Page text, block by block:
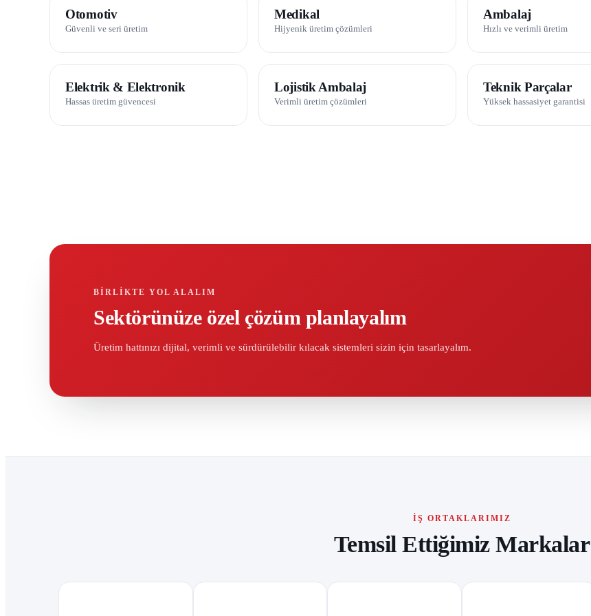
Otomotiv
Güvenli ve seri üretim
Medikal
Hijyenik üretim çözümleri
Ambalaj
Hızlı ve verimli üretim
Elektrik & Elektronik
Hassas üretim güvencesi
Lojistik Ambalaj
Verimli üretim çözümleri
Teknik Parçalar
Yüksek hassasiyet garantisi
BIRLIKTE YOL ALALIM
Sektörünüze özel çözüm planlayalım
Üretim hattınızı dijital, verimli ve sürdürülebilir kılacak sistemleri sizin için tasarlayalım.
İŞ ORTAKLARIMIZ
Temsil Ettiğimiz Markalar